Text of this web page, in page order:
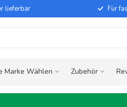
lieferbar Für
Marke Wählen Zubehör